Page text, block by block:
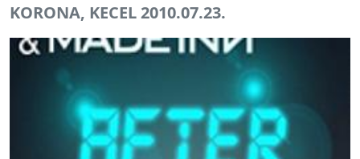
KORONA, KECEL 2010.07.23.